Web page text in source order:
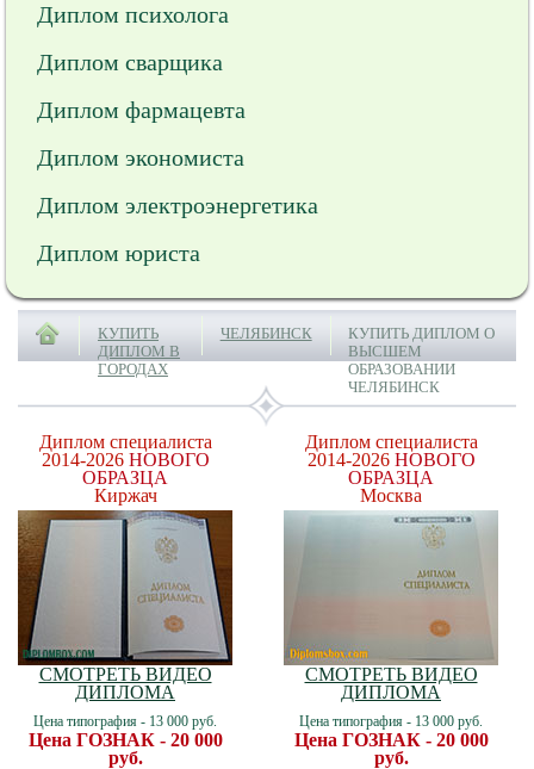
Диплом психолога
Диплом сварщика
Диплом фармацевта
Диплом экономиста
Диплом электроэнергетика
Диплом юриста
КУПИТЬ
ДИПЛОМ В
ГОРОДАХ
ЧЕЛЯБИНСК
КУПИТЬ ДИПЛОМ О
ВЫСШЕМ
ОБРАЗОВАНИИ
ЧЕЛЯБИНСК
Диплом специалиста
2014-2026 НОВОГО
ОБРАЗЦА
Киржач
СМОТРЕТЬ ВИДЕО
ДИПЛОМА
Цена типография - 13 000 руб.
Цена ГОЗНАК - 20 000
руб.
Диплом специалиста
2014-2026 НОВОГО
ОБРАЗЦА
Москва
СМОТРЕТЬ ВИДЕО
ДИПЛОМА
Цена типография - 13 000 руб.
Цена ГОЗНАК - 20 000
руб.